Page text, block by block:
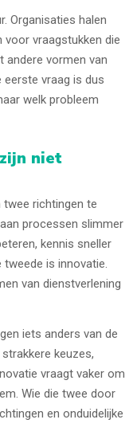
Organisaties halen
voor vraagstukken die
andere vormen van
vraag is dus
welk probleem
niet
richtingen te
processen slimmer
kennis sneller
is innovatie.
van dienstverlening
iets anders van de
keuzes,
vraagt vaker om
Wie die twee door
en onduidelijke